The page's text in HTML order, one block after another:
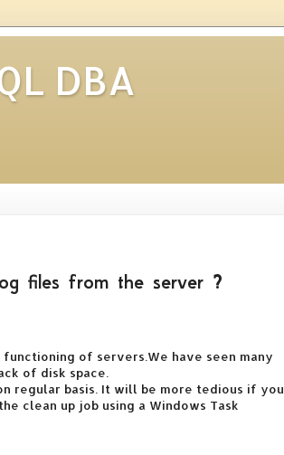
DBA
files from the server ?
of servers.We have seen many
of disk space.
regular basis. It will be more tedious if you
clean up job using a Windows Task